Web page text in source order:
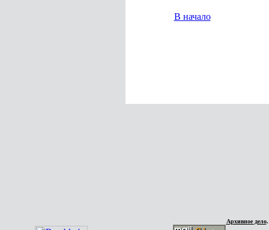
В начало
Архивное дело